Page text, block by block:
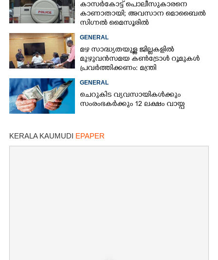
കാസർകോട്ട് പൊലീസുകാരനെ
കാണാതായി; അവസാന മൊബൈൽ
സിഗ്നൽ മൈസൂരിൽ
GENERAL
മഴ സാദ്ധ്യതയുള്ള ജില്ലകളിൽ
മുഴുവൻസമയ കൺട്രോൾ റൂമുകൾ
പ്രവർത്തിക്കണം: മന്ത്രി
GENERAL
ചെറുകിട വ്യവസായികൾക്കും
സംരംഭകർക്കും 12 ലക്ഷം വായ്പ
KERALA KAUMUDI EPAPER
×